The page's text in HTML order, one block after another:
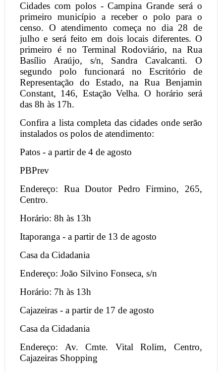
Cidades com polos - Campina Grande será o
primeiro município a receber o polo para o
censo. O atendimento começa no dia 28 de
julho e será feito em dois locais diferentes. O
primeiro é no Terminal Rodoviário, na Rua
Basílio Araújo, s/n, Sandra Cavalcanti. O
segundo polo funcionará no Escritório de
Representação do Estado, na Rua Benjamin
Constant, 146, Estação Velha. O horário será
das 8h às 17h.
Confira a lista completa das cidades onde serão
instalados os polos de atendimento:
Patos - a partir de 4 de agosto
PBPrev
Endereço: Rua Doutor Pedro Firmino, 265,
Centro.
Horário: 8h às 13h
Itaporanga - a partir de 13 de agosto
Casa da Cidadania
Endereço: João Silvino Fonseca, s/n
Horário: 7h às 13h
Cajazeiras - a partir de 17 de agosto
Casa da Cidadania
Endereço: Av. Cmte. Vital Rolim, Centro,
Cajazeiras Shopping